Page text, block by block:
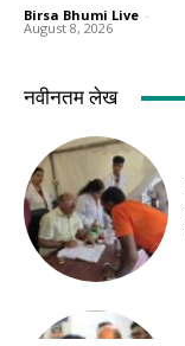
Birsa Bhumi Live -
August 8, 2026
नवीनतम लेख